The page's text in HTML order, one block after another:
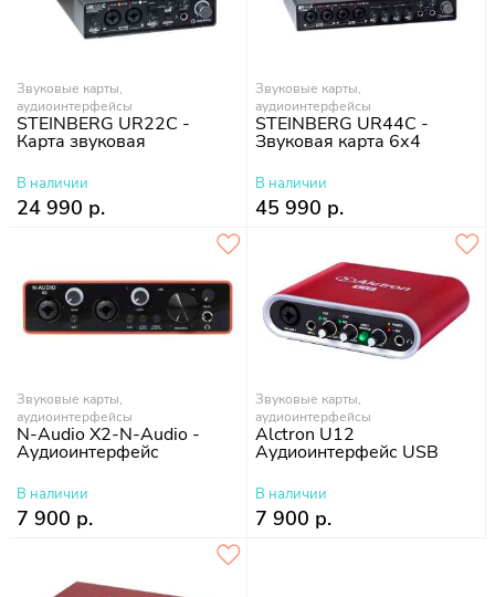
Звуковые карты,
аудиоинтерфейсы
STEINBERG UR22C -
Карта звуковая
В наличии
24 990 р.
Звуковые карты,
аудиоинтерфейсы
STEINBERG UR44C -
Звуковая карта 6х4
В наличии
45 990 р.
Звуковые карты,
аудиоинтерфейсы
N-Audio X2-N-Audio -
Аудиоинтерфейс
В наличии
7 900 р.
Звуковые карты,
аудиоинтерфейсы
Alctron U12
Аудиоинтерфейс USB
В наличии
7 900 р.